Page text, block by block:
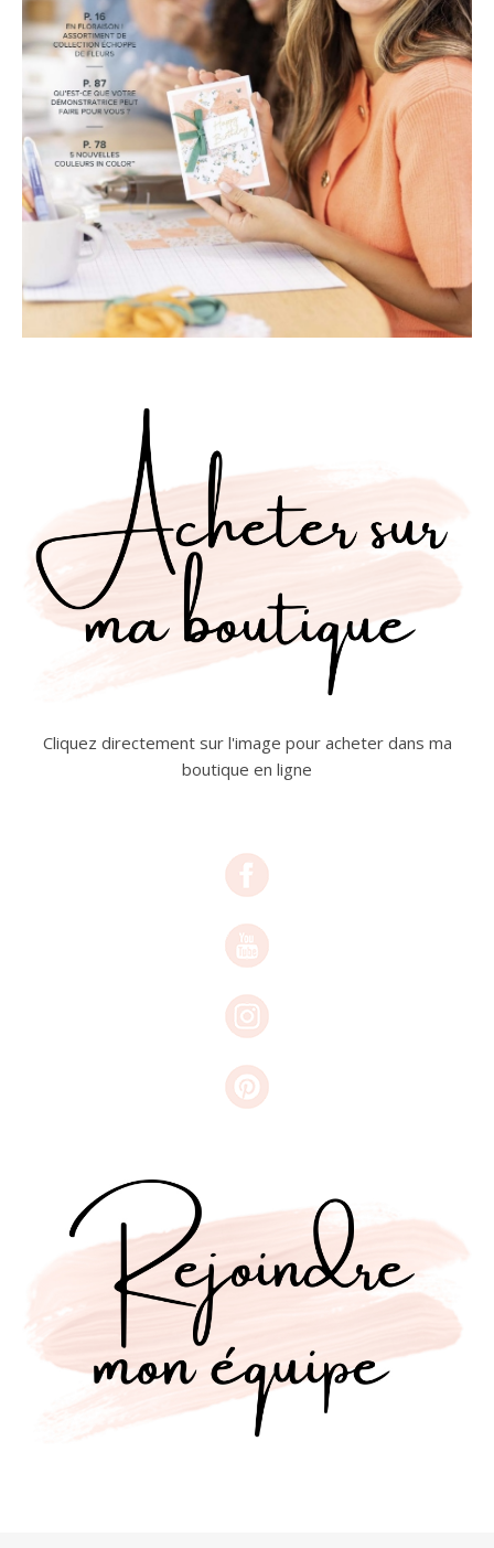
Cliquez directement sur l'image pour acheter dans ma
boutique en ligne